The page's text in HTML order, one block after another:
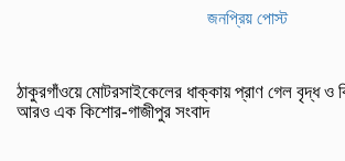
জনপ্রিয় পোস্ট
ঠাকুরগাঁওয়ে মোটরসাইকেলের ধাক্কায় প্রাণ গেল বৃদ্ধ
আরও এক কিশোর-গাজীপুর সংবাদ